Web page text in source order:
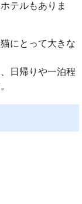
テルもありま
にとって大きな
日帰りや一泊程